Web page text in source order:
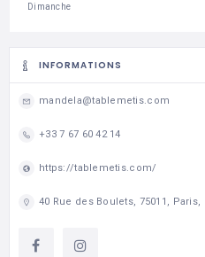
Dimanche
INFORMATIONS
mandela@tablemetis.com
+33 7 67 60 42 14
https://tablemetis.com/
40 Rue des Boulets, 75011, Paris,